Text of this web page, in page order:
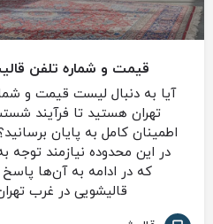
قیمت و شماره تلفن
آیا به دنبال لیست قیمت و
تهران هستید تا فرآیند
اطمینان کامل به پایان
در این محدوده نیازمند
که در ادامه به آن‌ها
قالیشویی در غرب